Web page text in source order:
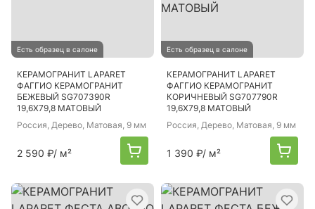
Есть образец в салоне
КЕРАМОГРАНИТ LAPARET
ФАГГИО КЕРАМОГРАНИТ
БЕЖЕВЫЙ SG707390R
19,6Х79,8 МАТОВЫЙ
Россия, Дерево, Матовая, 9 мм
2 590 ₽/ м²
Есть образец в салоне
КЕРАМОГРАНИТ LAPARET
ФАГГИО КЕРАМОГРАНИТ
КОРИЧНЕВЫЙ SG707790R
19,6Х79,8 МАТОВЫЙ
Россия, Дерево, Матовая, 9 мм
1 390 ₽/ м²